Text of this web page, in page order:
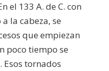
el 133 A. de C. con
la cabeza, se
que empiezan
poco tiempo se
tornados